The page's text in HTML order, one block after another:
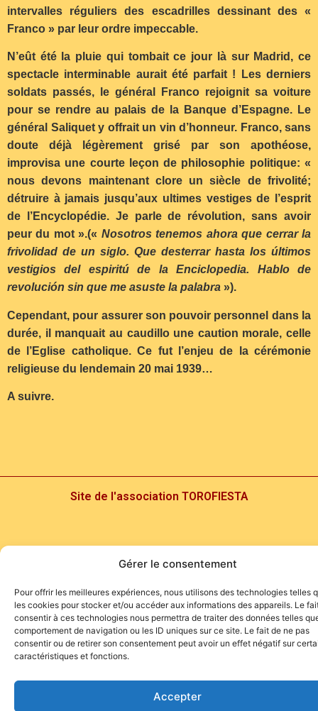
Gérer le consentement
Pour offrir les meilleures expériences, nous utilisons des technologies telles
les cookies pour stocker et/ou accéder aux informations des appareils. Le
consentir à ces technologies nous permettra de traiter des données telles
comportement de navigation ou les ID uniques sur ce site. Le fait de ne pas
consentir ou de retirer son consentement peut avoir un effet négatif sur
caractéristiques et fonctions.
Accepter
intervalles réguliers des escadrilles dessinant des «
Franco » par leur ordre impeccable.
N’eût été la pluie qui tombait ce jour là sur Madrid, ce
spectacle interminable aurait été parfait ! Les derniers
soldats passés, le général Franco rejoignit sa voiture
pour se rendre au palais de la Banque d’Espagne. Le
général Saliquet y offrait un vin d’honneur. Franco, sans
doute déjà légèrement grisé par son apothéose,
improvisa une courte leçon de philosophie politique: «
nous devons maintenant clore un siècle de frivolité;
détruire à jamais jusqu’aux ultimes vestiges de l’esprit
de l’Encyclopédie. Je parle de révolution, sans avoir
peur du mot ».(« Nosotros tenemos ahora que cerrar la
frivolidad de un siglo. Que desterrar hasta los últimos
vestigios del espiritú de la Enciclopedia. Hablo de
revolución sin que me asuste la palabra »).
Cependant, pour assurer son pouvoir personnel dans la
durée, il manquait au caudillo une caution morale, celle
de l’Eglise catholique. Ce fut l’enjeu de la cérémonie
religieuse du lendemain 20 mai 1939…
A suivre.
Site de l'association TOROFIESTA